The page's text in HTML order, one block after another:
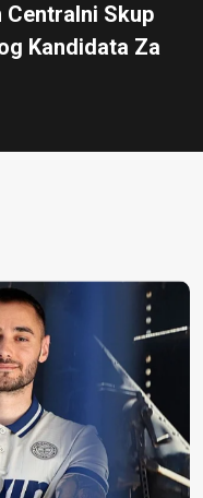
Centralni Skup
Kandidata Za